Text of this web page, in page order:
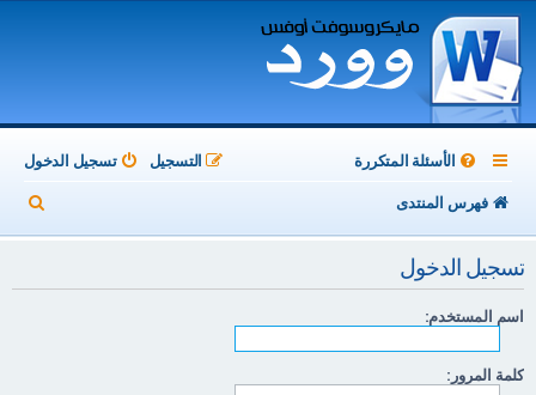
الأسئلة المتكررة تسجيل الدخول
التسجيل
فهرس المنتدى
ح
تسجيل الدخول
اسم المستخدم:
كلمة المرور: